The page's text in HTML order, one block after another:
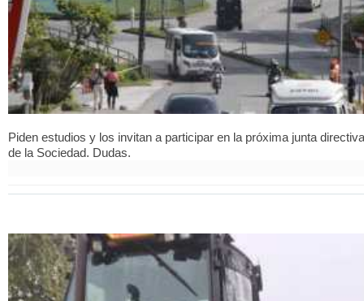
Piden estudios y los invitan a participar en la próxima junta directiva
de la Sociedad. Dudas.